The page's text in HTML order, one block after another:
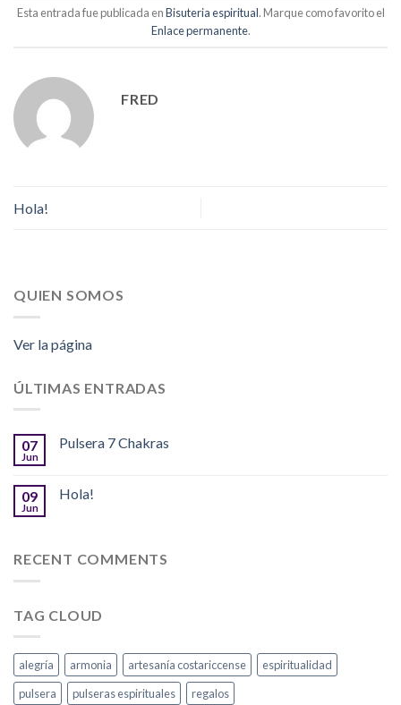
Esta entrada fue publicada enBisuteria espiritual. Marque como favorito el
Enlace permanente.
FRED
Hola!
QUIEN SOMOS
Ver la página
ÚLTIMAS ENTRADAS
07
Jun
Pulsera 7 Chakras
09
Jun
Hola!
RECENT COMMENTS
TAG CLOUD
alegría armonia artesanía costariccense
espiritualidad
pulsera
pulseras espirituales regalos